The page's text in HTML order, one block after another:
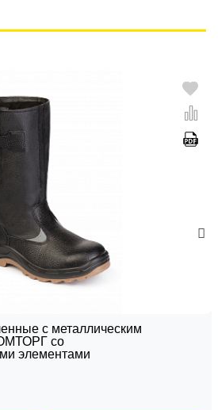
с металлическим
со
элементами